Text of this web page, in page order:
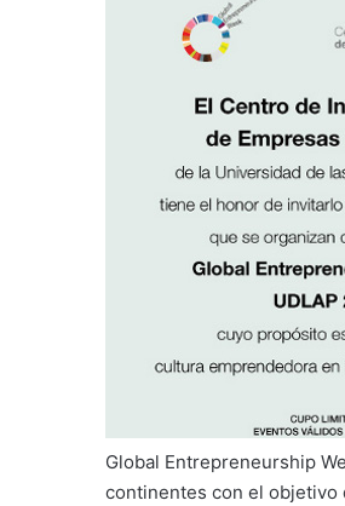
Global Entrepreneurship
continentes con el objetivo